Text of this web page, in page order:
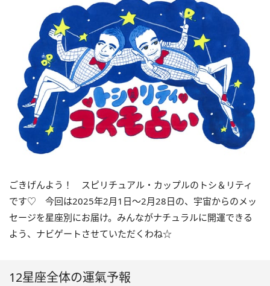
ごきげんよう！ スピリチュアル・カップルのトシ＆リティ
です♡ 今回は2025年2月1 日〜2月28日の、宇宙からのメッ
セージを星座別にお届け。みんながナチュラルに開運できる
よう、ナビゲートさせていただくわね☆
12星座全体の運氣予報